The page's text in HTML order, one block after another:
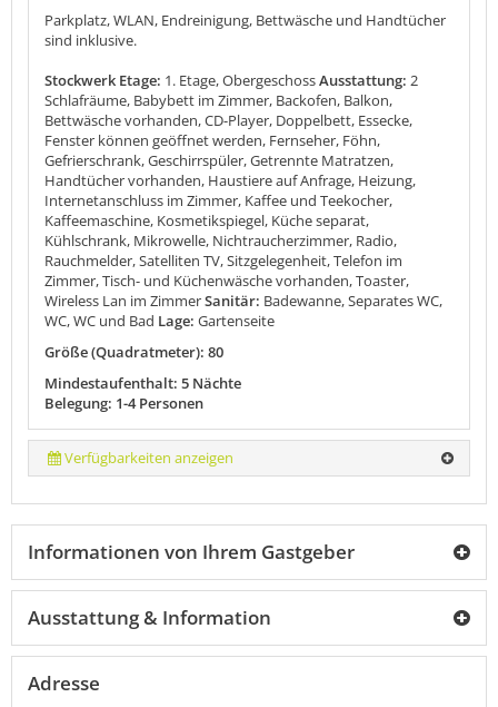
Parkplatz, WLAN, Endreinigung, Bettwäsche und Handtücher
sind inklusive.
Stockwerk Etage: 1. Etage, ObergeschossAusstattung: 2
Schlafräume, Babybett im Zimmer, Backofen, Balkon,
Bettwäsche vorhanden, CD-Player, Doppelbett, Essecke,
Fenster können geöffnet werden, Fernseher, Föhn,
Gefrierschrank, Geschirrspüler, Getrennte Matratzen,
Handtücher vorhanden, Haustiere auf Anfrage, Heizung,
Internetanschluss im Zimmer, Kaffee und Teekocher,
Kaffeemaschine, Kosmetikspiegel, Küche separat,
Kühlschrank, Mikrowelle, Nichtraucherzimmer, Radio,
Rauchmelder, Satelliten TV, Sitzgelegenheit, Telefon im
Zimmer, Tisch- und Küchenwäsche vorhanden, Toaster,
Wireless Lan im ZimmerSanitär: Badewanne, Separates WC,
WC, WC und Bad Lage: Gartenseite
Größe (Quadratmeter): 80
Mindestaufenthalt: 5 Nächte
Belegung: 1-4 Personen
Verfügbarkeiten anzeigen
Informationen von Ihrem Gastgeber
Ausstattung & Information
Adresse